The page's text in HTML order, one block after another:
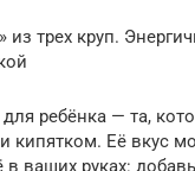
из трех круп.
ребёнка — та,
кипятком. Её вкус
ваших руках: